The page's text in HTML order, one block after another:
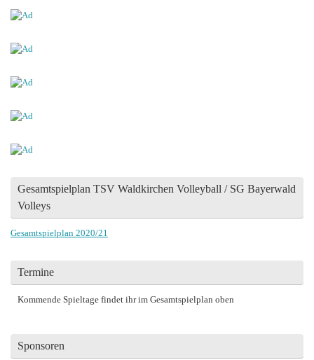
Gesamtspielplan TSV Waldkirchen Volleyball / SG Bayerwald
Volleys
Gesamtspielplan 2020/21
Termine
Kommende Spieltage findet ihr im Gesamtspielplan oben
Sponsoren